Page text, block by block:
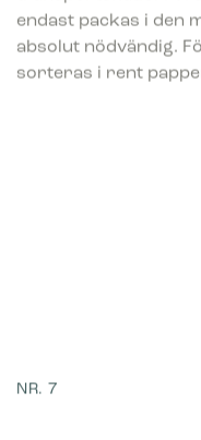
endast packas i den
absolut nödvändig.
sorteras i rent
NR. 7